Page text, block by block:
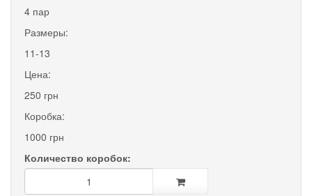
4 пар
Размеры:
11-13
Цена:
250 грн
Коробка:
1000 грн
Количество коробок: